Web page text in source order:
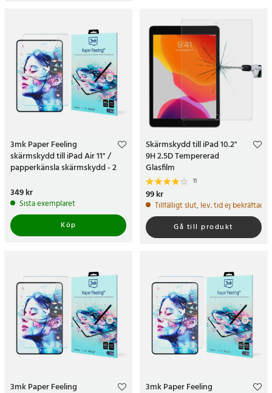
3mk Paper Feeling
skärmskydd till iPad Air 11" /
papperkänsla skärmskydd - 2
Pris:349 kr
349 kr
Sista exemplaret
Köp
Skärmskydd till iPad 10.2"
9H 2.5D Tempererad
Glasfilm
11
Pris:
99 kr
Tillfälligt slut, lev. tid ej bekräftad.
Gå till produkt
3mk Paper Feeling
3mk Paper Feeling